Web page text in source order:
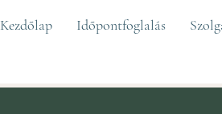
Kezdőlap Időpontfoglalás